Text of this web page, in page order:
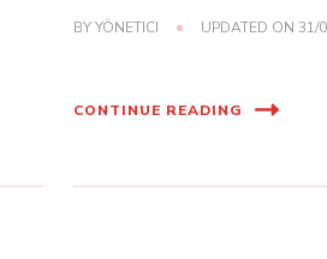
BYYÖNETICI UPDATED ON 31/
CONTINUE READING